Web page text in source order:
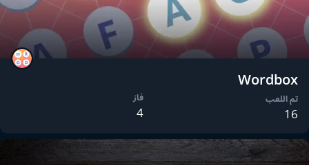
Wordbox
تم اللعب
16
فاز
4